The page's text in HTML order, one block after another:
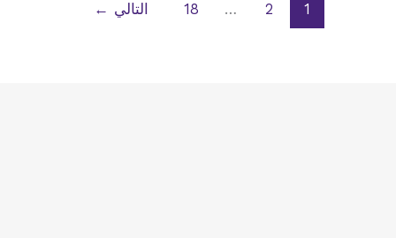
1
2
…
18 التالي ←